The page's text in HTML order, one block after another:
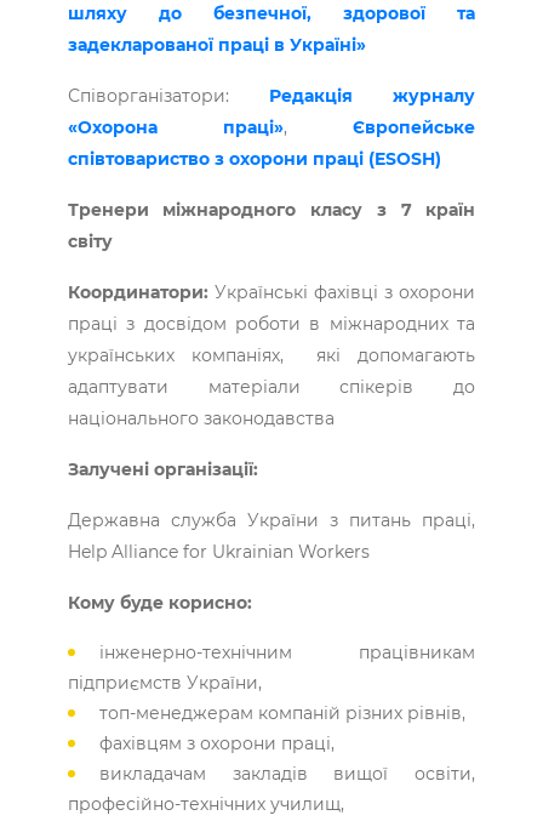
шляху до безпечної, здорової та
задекларованої праці в Україні»
Співорганізатори: Редакція журналу
«Охорона праці»,Європейське
співтовариство з охорони праці (ESOSH)
Тренери міжнародного класу з 7 країн
світу
Координатори: Українські фахівці з охорони
праці з досвідом роботи в міжнародних та
українських компаніях, які допомагають
адаптувати матеріали спікерів до
національного законодавства
Залучені організації:
Державна служба України з питань праці,
Help Alliance for Ukrainian Workers
Кому буде корисно:
інженерно-технічним працівникам
підприємств України,
топ-менеджерам компаній різних рівнів,
фахівцям з охорони праці,
викладачам закладів вищої освіти,
професійно-технічних училищ,